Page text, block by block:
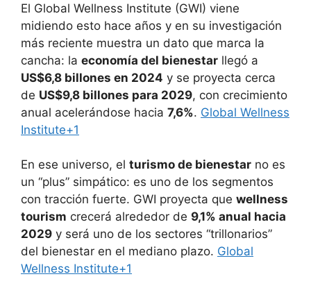
El Global Wellness Institute (GWI) viene
midiendo esto hace años y en su investigación
más reciente muestra un dato que marca la
cancha: la economía del bienestar llegó a
US$6,8 billones en 2024 y se proyecta cerca
de US$9,8 billones para 2029, con crecimiento
anual acelerándose hacia 7,6%. Global Wellness
Institute+1
En ese universo, el turismo de bienestar no es
un “plus” simpático: es uno de los segmentos
con tracción fuerte. GWI proyecta que wellness
tourism crecerá alrededor de 9,1% anual hacia
2029 y será uno de los sectores “trillonarios”
del bienestar en el mediano plazo. Global
Wellness Institute+1